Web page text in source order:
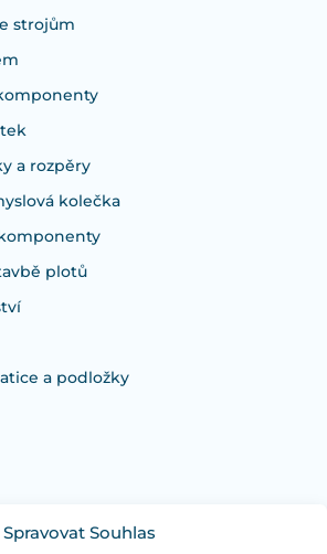
Spravovat Souhlas
strojům
a rozpěry
kolečka
plotů
a podložky
s výběrem?